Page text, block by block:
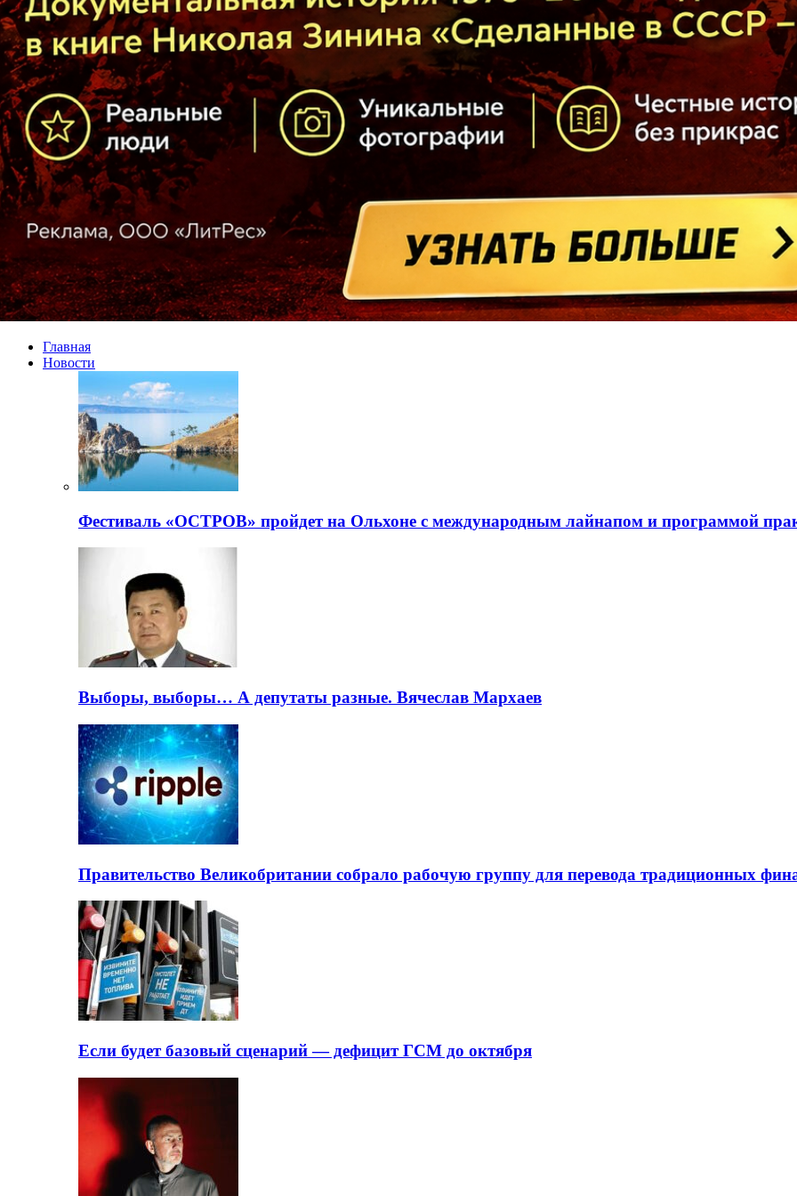
Главная
Новости
Фестиваль «ОСТРОВ» пройдет на Ольхоне с международным лайнапом и программой
Выборы, выборы… А депутаты разные. Вячеслав Мархаев
Правительство Великобритании собрало рабочую группу для перевода традиционных
Если будет базовый сценарий — дефицит ГСМ до октября